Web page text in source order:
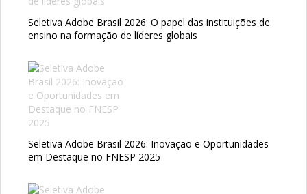
Seletiva Adobe Brasil 2026: O papel das instituições de
ensino na formação de líderes globais
Seletiva Adobe Brasil 2026: Inovação e Oportunidades
em Destaque no FNESP 2025